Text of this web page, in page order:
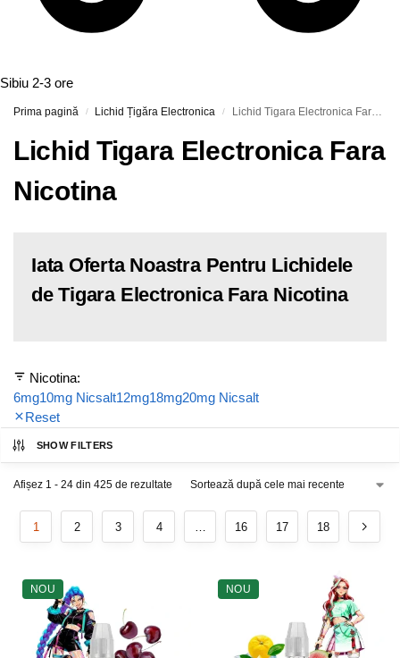
Sibiu 2-3 ore
Prima pagină / Lichid Țigăra Electronica / Lichid Tigara Electronica Fara Nicotina
Lichid Tigara Electronica Fara
Nicotina
Iata Oferta Noastra Pentru Lichidele
de Tigara Electronica Fara Nicotina
Nicotina:
6mg10mg Nicsalt12mg18mg20mg Nicsalt
Reset
SHOW FILTERS
Afișez 1 - 24 din 425 de rezultate
1 2 3 4 … 16 17 18
NOU NOU